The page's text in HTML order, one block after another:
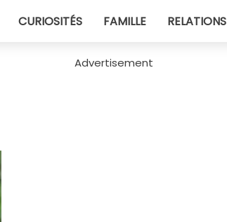
CURIOSITÉS FAMILLE RELATIONS
Advertisement